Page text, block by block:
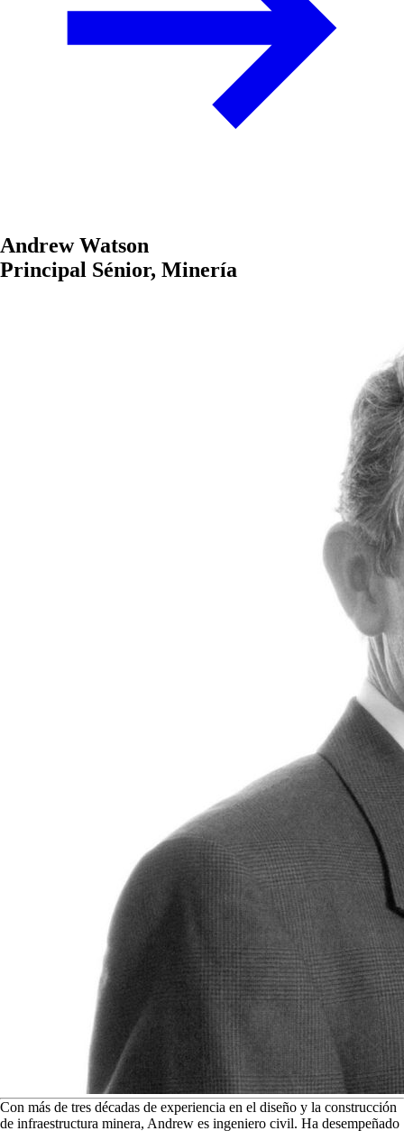
Andrew Watson
Principal Sénior, Minería
Con más de tres décadas de experiencia en el diseño y la construcción
de infraestructura minera, Andrew es ingeniero civil. Ha desempeñado